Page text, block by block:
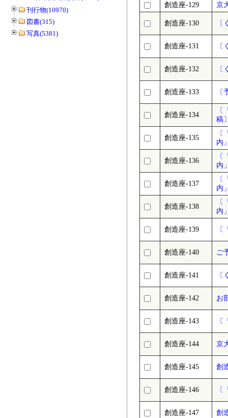
刊行物(10970)
図書(315)
写真(5381)
創造座-129 京
創造座-130 〔
創造座-131 〔
創造座-132
創造座-133 〔
創造座-134
稿
創造座-135
内
創造座-136
内
創造座-137
内
創造座-138
内
創造座-139
創造座-140 ご
創造座-141 〔
創造座-142 お
創造座-143
創造座-144 京
創造座-145 創
創造座-146
創造座-147 創